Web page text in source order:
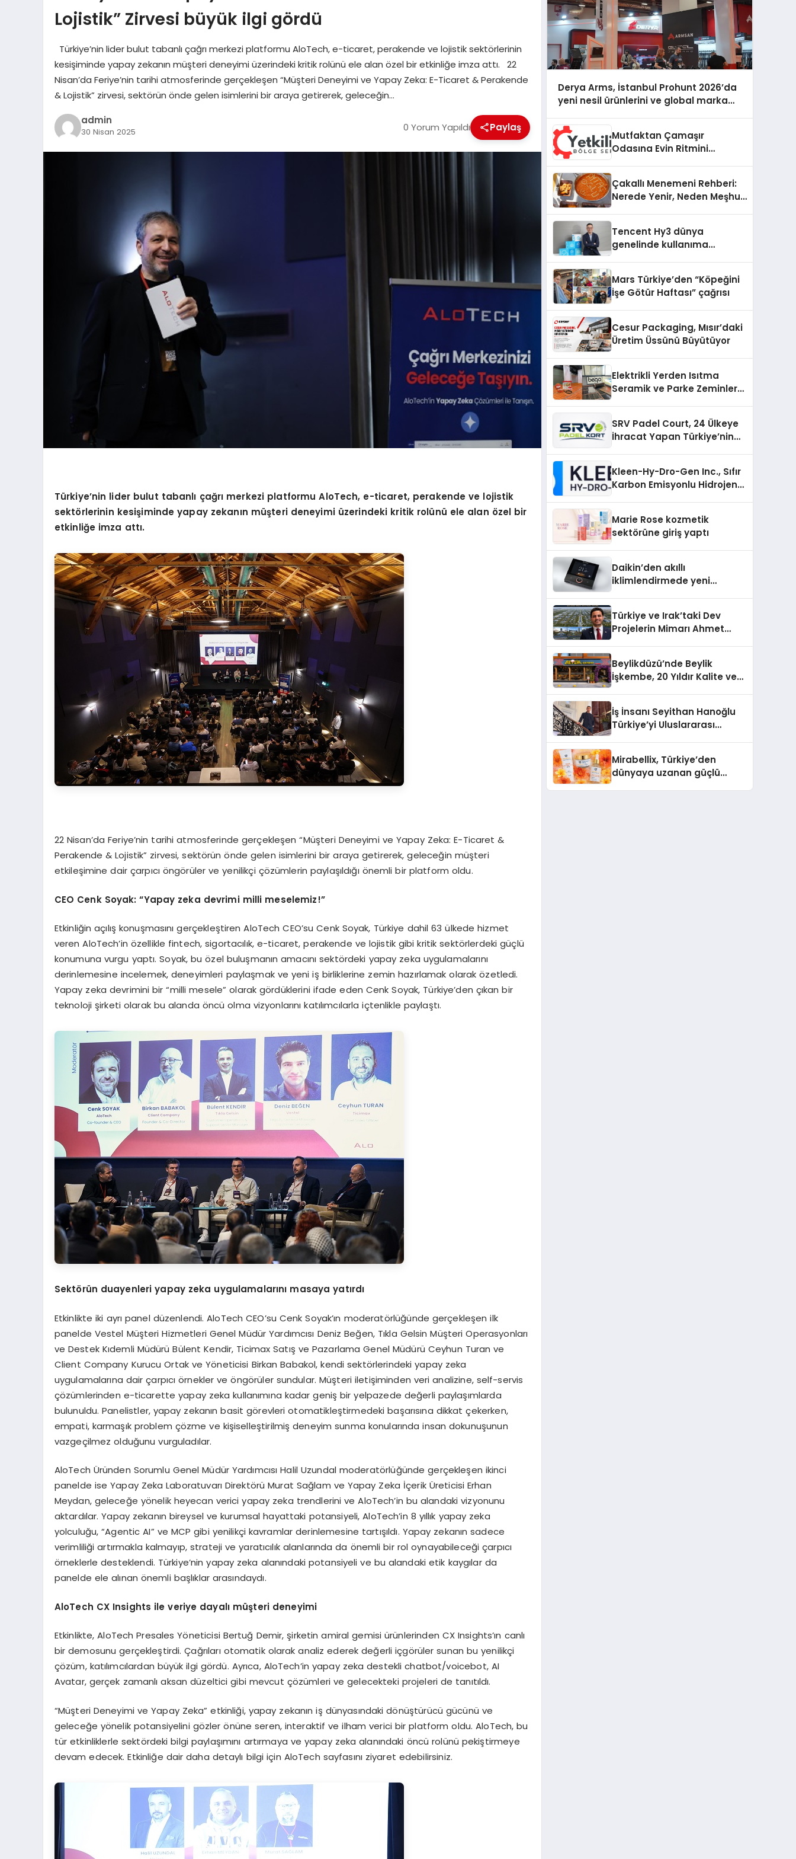
Lojistik” Zirvesi büyük ilgi gördü
Türkiye’nin lider bulut tabanlı çağrı merkezi platformu AloTech, e-ticaret, perakende ve lojistik sektörlerinin
kesişiminde yapay zekanın müşteri deneyimi üzerindeki kritik rolünü ele alan özel bir etkinliğe imza attı. 22
Nisan’da Feriye’nin tarihi atmosferinde gerçekleşen “Müşteri Deneyimi ve Yapay Zeka: E-Ticaret & Perakende
& Lojistik” zirvesi, sektörün önde gelen isimlerini bir araya getirerek, geleceğin…
admin
30 Nisan 2025 0 Yorum Yapıldı Paylaş
Türkiye’nin lider bulut tabanlı çağrı merkezi platformu AloTech, e-ticaret, perakende ve lojistik
sektörlerinin kesişiminde yapay zekanın müşteri deneyimi üzerindeki kritik rolünü ele alan özel bir
etkinliğe imza attı.
22 Nisan’da Feriye’nin tarihi atmosferinde gerçekleşen “Müşteri Deneyimi ve Yapay Zeka: E-Ticaret &
Perakende & Lojistik” zirvesi, sektörün önde gelen isimlerini bir araya getirerek, geleceğin müşteri
etkileşimine dair çarpıcı öngörüler ve yenilikçi çözümlerin paylaşıldığı önemli bir platform oldu.
CEO Cenk Soyak: “Yapay zeka devrimi milli meselemiz!”
Etkinliğin açılış konuşmasını gerçekleştiren AloTech CEO’su Cenk Soyak, Türkiye dahil 63 ülkede hizmet
veren AloTech’in özellikle fintech, sigortacılık, e-ticaret, perakende ve lojistik gibi kritik sektörlerdeki güçlü
konumuna vurgu yaptı. Soyak, bu özel buluşmanın amacını sektördeki yapay zeka uygulamalarını
derinlemesine incelemek, deneyimleri paylaşmak ve yeni iş birliklerine zemin hazırlamak olarak özetledi.
Yapay zeka devrimini bir “milli mesele” olarak gördüklerini ifade eden Cenk Soyak, Türkiye’den çıkan bir
teknoloji şirketi olarak bu alanda öncü olma vizyonlarını katılımcılarla içtenlikle paylaştı.
Sektörün duayenleri yapay zeka uygulamalarını masaya yatırdı
Etkinlikte iki ayrı panel düzenlendi. AloTech CEO’su Cenk Soyak’ın moderatörlüğünde gerçekleşen ilk
panelde Vestel Müşteri Hizmetleri Genel Müdür Yardımcısı Deniz Beğen, Tıkla Gelsin Müşteri Operasyonları
ve Destek Kıdemli Müdürü Bülent Kendir, Ticimax Satış ve Pazarlama Genel Müdürü Ceyhun Turan ve
Client Company Kurucu Ortak ve Yöneticisi Birkan Babakol, kendi sektörlerindeki yapay zeka
uygulamalarına dair çarpıcı örnekler ve öngörüler sundular. Müşteri iletişiminden veri analizine, self-servis
çözümlerinden e-ticarette yapay zeka kullanımına kadar geniş bir yelpazede değerli paylaşımlarda
bulunuldu. Panelistler, yapay zekanın basit görevleri otomatikleştirmedeki başarısına dikkat çekerken,
empati, karmaşık problem çözme ve kişiselleştirilmiş deneyim sunma konularında insan dokunuşunun
vazgeçilmez olduğunu vurguladılar.
AloTech Üründen Sorumlu Genel Müdür Yardımcısı Halil Uzundal moderatörlüğünde gerçekleşen ikinci
panelde ise Yapay Zeka Laboratuvarı Direktörü Murat Sağlam ve Yapay Zeka İçerik Üreticisi Erhan
Meydan, geleceğe yönelik heyecan verici yapay zeka trendlerini ve AloTech’in bu alandaki vizyonunu
aktardılar. Yapay zekanın bireysel ve kurumsal hayattaki potansiyeli, AloTech’in 8 yıllık yapay zeka
yolculuğu, “Agentic AI” ve MCP gibi yenilikçi kavramlar derinlemesine tartışıldı. Yapay zekanın sadece
verimliliği artırmakla kalmayıp, strateji ve yaratıcılık alanlarında da önemli bir rol oynayabileceği çarpıcı
örneklerle desteklendi. Türkiye’nin yapay zeka alanındaki potansiyeli ve bu alandaki etik kaygılar da
panelde ele alınan önemli başlıklar arasındaydı.
AloTech CX Insights ileveriye dayalı müşteri deneyimi
Etkinlikte, AloTech Presales Yöneticisi Bertuğ Demir, şirketin amiral gemisi ürünlerinden CX Insights’ın canlı
bir demosunu gerçekleştirdi. Çağrıları otomatik olarak analiz ederek değerli içgörüler sunan bu yenilikçi
çözüm, katılımcılardan büyük ilgi gördü. Ayrıca, AloTech’in yapay zeka destekli chatbot/voicebot, AI
Avatar, gerçek zamanlı aksan düzeltici gibi mevcut çözümleri ve gelecekteki projeleri de tanıtıldı.
“Müşteri Deneyimi ve Yapay Zeka” etkinliği, yapay zekanın iş dünyasındaki dönüştürücü gücünü ve
geleceğe yönelik potansiyelini gözler önüne seren, interaktif ve ilham verici bir platform oldu. AloTech, bu
tür etkinliklerle sektördeki bilgi paylaşımını artırmaya ve yapay zeka alanındaki öncü rolünü pekiştirmeye
devam edecek. Etkinliğe dair daha detaylı bilgi için AloTech sayfasını ziyaret edebilirsiniz.
Derya Arms, İstanbul Prohunt 2026’da
yeni nesil ürünlerini ve global marka
Mutfaktan Çamaşır
Odasına Evin Ritmini
Destek Deneyimi
Çakallı Menemeni Rehberi:
Nerede Yenir, Neden Meşhur,
Tencent Hy3 dünya
genelinde kullanıma
Mars Türkiye’den “Köpeğini
İşe Götür Haftası” çağrısı
Cesur Packaging, Mısır’daki
Üretim Üssünü Büyütüyor
Elektrikli Yerden Isıtma
Seramik ve Parke Zeminler
SRV Padel Court, 24 Ülkeye
İhracat Yapan Türkiye’nin
Kleen-Hy-Dro-Gen Inc., Sıfır
Karbon Emisyonlu Hidrojen
Aldı
Marie Rose kozmetik
sektörüne giriş yaptı
Daikin’den akıllı
iklimlendirmede yeni
Türkiye ve Irak’taki Dev
Projelerin Mimarı Ahmet
Holding Industrial City”
Projesini Hayata Geçirecek
Beylikdüzü’nde Beylik
İşkembe, 20 Yıldır Kalite ve
İş İnsanı Seyithan Hanoğlu
Türkiye’yi Uluslararası
Mirabellix, Türkiye’den
dünyaya uzanan güçlü